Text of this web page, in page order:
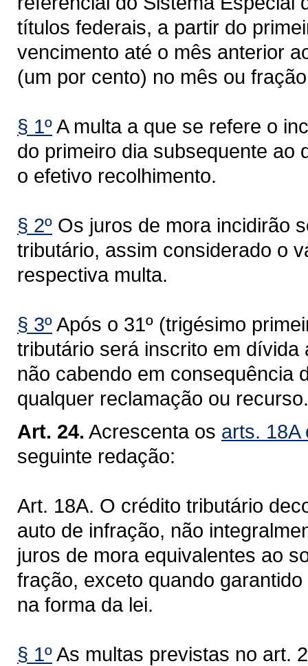
títulos federais, a partir do
vencimento até o mês anterior
(um por cento) no mês ou
§ 1ºA multa a que se refere o
do primeiro dia subsequente ao
o efetivo recolhimento.
§ 2º Os juros de mora incidirão
tributário, assim considerado o
respectiva multa.
§ 3ºApós o 31º (trigésimo
tributário será inscrito em
não cabendo em consequência
qualquer reclamação ou
Art. 24. Acrescenta os arts. 18A
seguinte redação:
Art. 18A. O crédito tributário
auto de infração, não
juros de mora equivalentes ao
fração, exceto quando
na forma da lei.
§ 1ºAs multas previstas no art.